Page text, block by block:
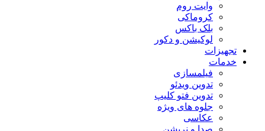
وایت روم
کروماکی
بلک باکس
لوکیشن و دکور
تجهیزات
خدمات
فیلمسازی
تدوین ویدئو
تدوین فتو کلیپ
جلوه های ویژه
عکاسی
صدا و نریشن